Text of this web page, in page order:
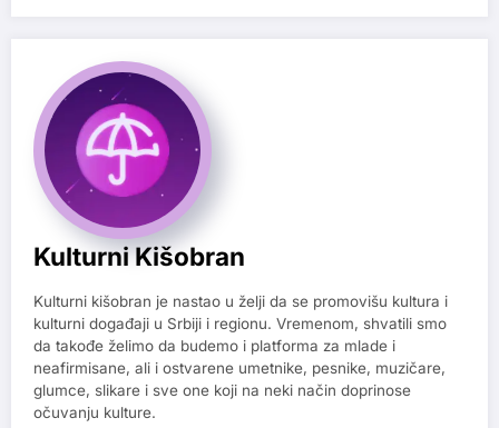
Kulturni Kišobran
Kulturni kišobran je nastao u želji da se promovišu kultura i
kulturni događaji u Srbiji i regionu. Vremenom, shvatili smo
da takođe želimo da budemo i platforma za mlade i
neafirmisane, ali i ostvarene umetnike, pesnike, muzičare,
glumce, slikare i sve one koji na neki način doprinose
očuvanju kulture.